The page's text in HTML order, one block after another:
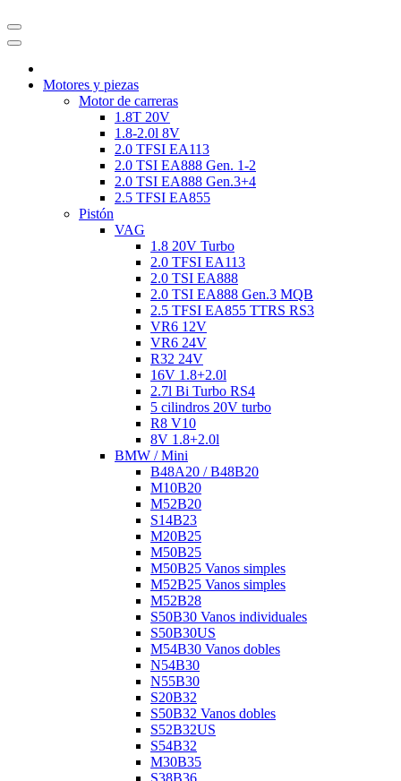
Motores y piezas
Motor de carreras
1.8T 20V
1.8-2.0l 8V
2.0 TFSI EA113
2.0 TSI EA888 Gen. 1-2
2.0 TSI EA888 Gen.3+4
2.5 TFSI EA855
Pistón
VAG
1.8 20V Turbo
2.0 TFSI EA113
2.0 TSI EA888
2.0 TSI EA888 Gen.3 MQB
2.5 TFSI EA855 TTRS RS3
VR6 12V
VR6 24V
R32 24V
16V 1.8+2.0l
2.7l Bi Turbo RS4
5 cilindros 20V turbo
R8 V10
8V 1.8+2.0l
BMW / Mini
B48A20 / B48B20
M10B20
M52B20
S14B23
M20B25
M50B25
M50B25 Vanos simples
M52B25 Vanos simples
M52B28
S50B30 Vanos individuales
S50B30US
M54B30 Vanos dobles
N54B30
N55B30
S20B32
S50B32 Vanos dobles
S52B32US
S54B32
M30B35
S38B36